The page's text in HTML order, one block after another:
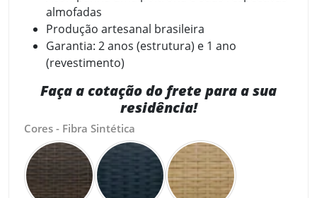
almofadas
Produção artesanal brasileira
Garantia: 2 anos (estrutura) e 1 ano
(revestimento)
Faça a cotação do frete para a sua
residência!
Cores - Fibra Sintética